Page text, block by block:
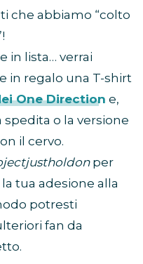
che abbiamo “colto
in lista… verrai
in regalo una T-shirt
One Direction e,
spedita o la versione
il cervo.
per
tua adesione alla
potresti
fan da